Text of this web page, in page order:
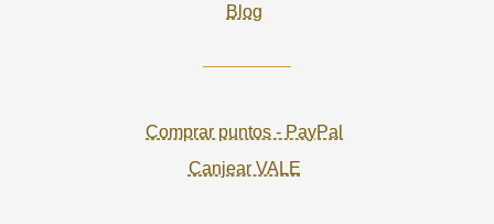
Blog
Comprar puntos - PayPal
Canjear VALE